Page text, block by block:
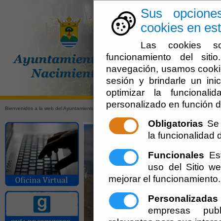
Sus
cookies en
Las cookies
funcionamiento del
navegación, usamos
sesión y brindarle un
optimizar la
personalizado en función
Obligatorias
la funcionalidad
Funcionales
uso del Sitio
mejorar el funcionamiento.
Personalizadas
empresas
Bienvenidos a la web del Ayuntamiento de Nacimiento (Almería)